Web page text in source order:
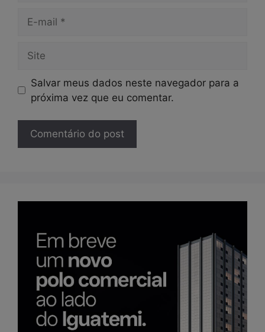
mail
Salvar meus dados neste navegador para a
próxima vez que eu comentar.